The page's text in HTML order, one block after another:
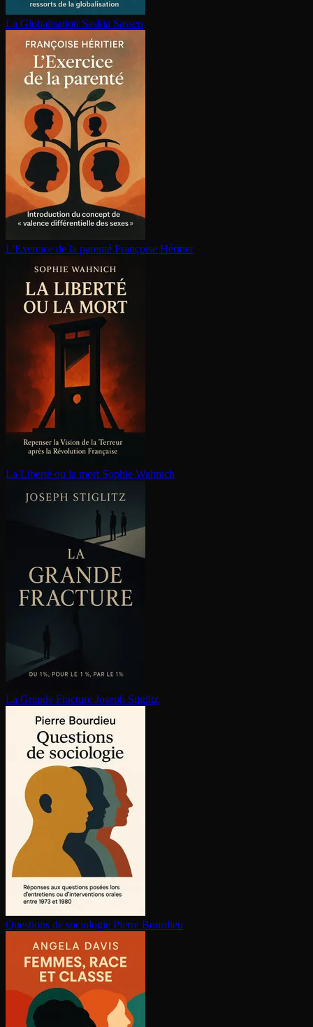
La Glo­ba­li­sa­tion Saskia Sassen
L'Exercice de la parenté Françoise Héritier
La Liberté ou la mort Sophie Wahnich
La Grande Fracture Joseph Stiglitz
Questions de sociologie Pierre Bourdieu